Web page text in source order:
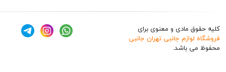
مادی و معنوی برای
جانبی تهران جانبی
باشد.